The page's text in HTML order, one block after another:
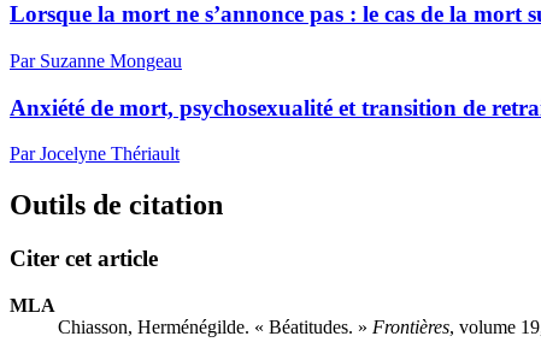
Lorsque la mort ne s’annonce pas : le cas de la mort
Par Suzanne Mongeau
Anxiété de mort, psychosexualité et transition de
Par Jocelyne Thériault
Outils de citation
Citer cet article
MLA
Chiasson, Herménégilde. « Béatitudes. » Frontières, volume